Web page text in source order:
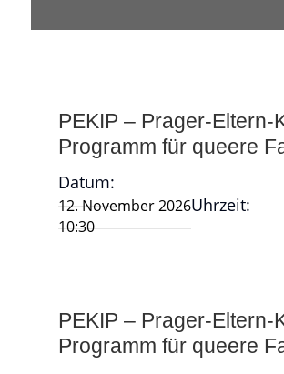
PEKIP – Prager-Eltern-
Programm für queere
Datum:
12. November 2026Uhrzeit:
10:30
PEKIP – Prager-Eltern-
Programm für queere